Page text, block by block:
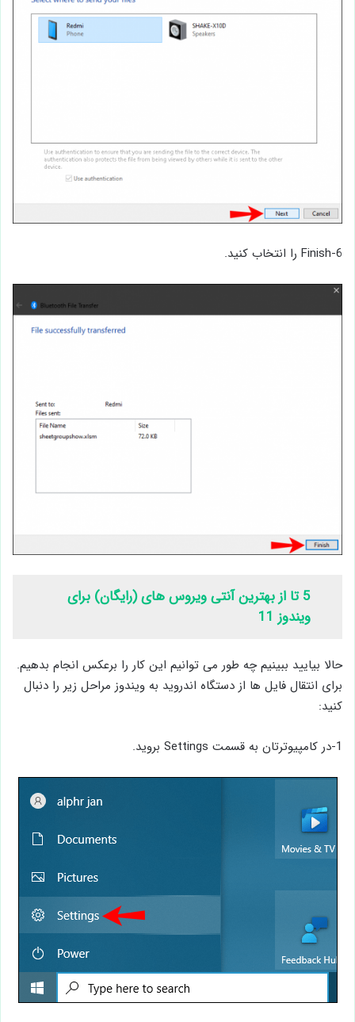
6-Finish را انتخاب کنید.
5 تا از بهترین آنتی ویروس های (رایگان) برای
ویندوز 11
حالا بیایید ببینیم چه طور می توانیم این کار را برعکس انجام بدهیم.
برای انتقال فایل ها از دستگاه اندروید به ویندوز مراحل زیر را دنبال
کنید:
1-در کامپیوترتان به قسمت Settings بروید.